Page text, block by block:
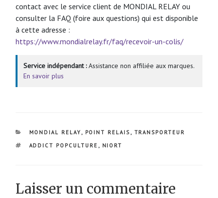
contact avec le service client de MONDIAL RELAY ou
consulter la FAQ (foire aux questions) qui est disponible
à cette adresse :
https://www.mondialrelay.fr/faq/recevoir-un-colis/
Service indépendant :Assistance non affiliée aux marques.
En savoir plus
CATÉGORIES
MONDIAL RELAY , POINT RELAIS , TRANSPORTEUR
ÉTIQUETTES
ADDICT POPCULTURE , NIORT
Laisser un commentaire